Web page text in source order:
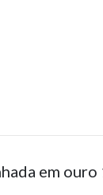
em ouro